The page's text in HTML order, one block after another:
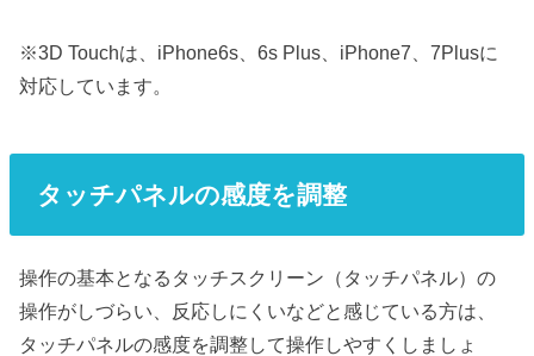
※3D Touchは、iPhone6s、6s Plus、iPhone7、7Plusに
対応しています。
タッチパネルの感度を調整
操作の基本となるタッチスクリーン（タッチパネル）の
操作がしづらい、反応しにくいなどと感じている方は、
タッチパネルの感度を調整して操作しやすくしましょ